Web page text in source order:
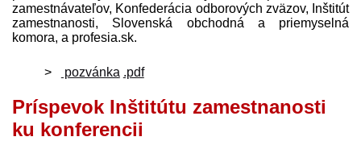
zamest­návateľov, Konfederácia odborových zväzov, Inštitút
zamestnanosti, Slovenská obchodná a priemyselná
komora, a profesia.sk.
pozvánka .pdf
Príspevok Inštitútu zamestnanosti
ku konferencii